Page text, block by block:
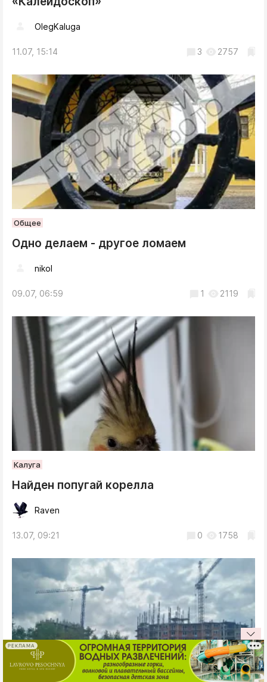
OlegKaluga
11.07, 15:14 3 2757
Общее
Одно делаем - другое ломаем
nikol
09.07, 06:59 1 2119
Калуга
Найден попугай корелла
Raven
13.07, 09:21 0 1758
РЕКЛАМА